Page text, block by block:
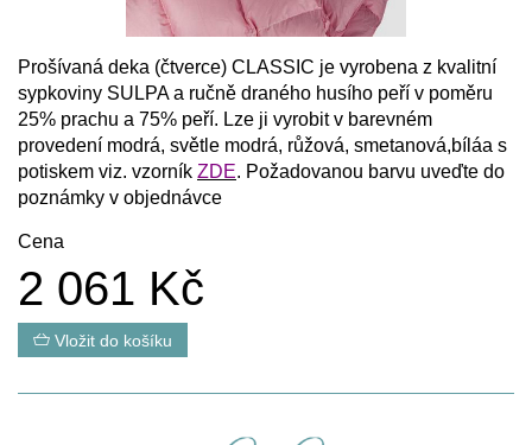
Prošívaná deka (čtverce) CLASSIC je vyrobena z kvalitní
sypkoviny SULPA a ručně draného husího peří v poměru
25% prachu a 75% peří. Lze ji vyrobit v barevném
provedení modrá, světle modrá, růžová, smetanová,bíláa s
potiskem viz. vzorník ZDE. Požadovanou barvu uveďte do
poznámky v objednávce
Cena
2 061 Kč
Vložit do košíku